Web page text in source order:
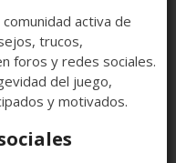
activa de
trucos,
foros y redes sociales.
del juego,
y motivados.